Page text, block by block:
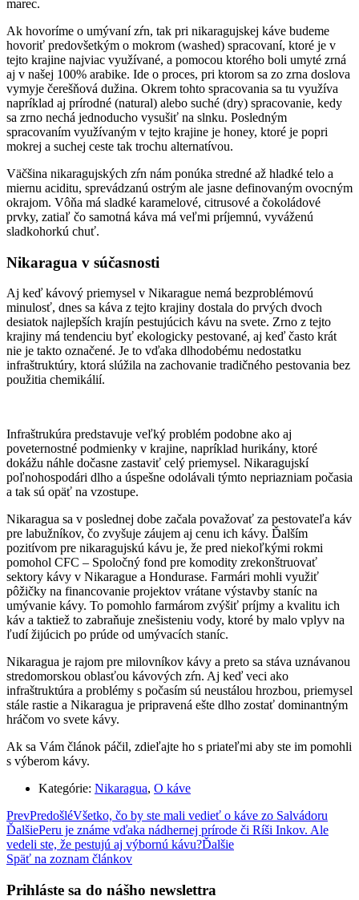
marec.
Ak hovoríme o umývaní zŕn, tak pri nikaragujskej káve budeme
hovoriť predovšetkým o mokrom (washed) spracovaní, ktoré je v
tejto krajine najviac využívané, a pomocou ktorého boli umyté zrná
aj v našej 100% arabike. Ide o proces, pri ktorom sa zo zrna doslova
vymyje čerešňová dužina. Okrem tohto spracovania sa tu využíva
napríklad aj prírodné (natural) alebo suché (dry) spracovanie, kedy
sa zrno nechá jednoducho vysušiť na slnku. Posledným
spracovaním využívaným v tejto krajine je honey, ktoré je popri
mokrej a suchej ceste tak trochu alternatívou.
Väčšina nikaragujských zŕn nám ponúka stredné až hladké telo a
miernu aciditu, sprevádzanú ostrým ale jasne definovaným ovocným
okrajom. Vôňa má sladké karamelové, citrusové a čokoládové
prvky, zatiaľ čo samotná káva má veľmi príjemnú, vyváženú
sladkohorkú chuť.
Nikaragua v súčasnosti
Aj keď kávový priemysel v Nikarague nemá bezproblémovú
minulosť, dnes sa káva z tejto krajiny dostala do prvých dvoch
desiatok najlepších krajín pestujúcich kávu na svete. Zrno z tejto
krajiny má tendenciu byť ekologicky pestované, aj keď často krát
nie je takto označené. Je to vďaka dlhodobému nedostatku
infraštruktúry, ktorá slúžila na zachovanie tradičného pestovania bez
použitia chemikálií.
Infraštrukúra predstavuje veľký problém podobne ako aj
poveternostné podmienky v krajine, napríklad hurikány, ktoré
dokážu náhle dočasne zastaviť celý priemysel. Nikaragujskí
poľnohospodári dlho a úspešne odolávali týmto nepriazniam počasia
a tak sú opäť na vzostupe.
Nikaragua sa v poslednej dobe začala považovať za pestovateľa káv
pre labužníkov, čo zvyšuje záujem aj cenu ich kávy. Ďalším
pozitívom pre nikaragujskú kávu je, že pred niekoľkými rokmi
pomohol CFC – Spoločný fond pre komodity zrekonštruovať
sektory kávy v Nikarague a Hondurase. Farmári mohli využiť
pôžičky na financovanie projektov vrátane výstavby staníc na
umývanie kávy. To pomohlo farmárom zvýšiť príjmy a kvalitu ich
káv a taktiež to zabraňuje znešisteniu vody, ktoré by malo vplyv na
ľudí žijúcich po prúde od umývacích staníc.
Nikaragua je rajom pre milovníkov kávy a preto sa stáva uznávanou
stredomorskou oblasťou kávových zŕn. Aj keď veci ako
infraštruktúra a problémy s počasím sú neustálou hrozbou, priemysel
stále rastie a Nikaragua je pripravená ešte dlho zostať dominantným
hráčom vo svete kávy.
Ak sa Vám článok páčil, zdieľajte ho s priateľmi aby ste im pomohli
s výberom kávy.
Kategórie: Nikaragua, O káve
PrevPredošléVšetko, čo by ste mali vedieť o káve zo Salvádoru
ĎalšiePeru je známe vďaka nádhernej prírode či Ríši Inkov. Ale
vedeli ste, že pestujú aj výbornú kávu?Ďalšie
Späť na zoznam článkov
Prihláste sa do nášho newslettra